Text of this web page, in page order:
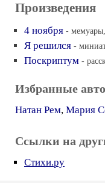
Произведения
4 ноября -
Я решился -
Поскриптум -
Избранные
Натан Рем, Мария
Ссылки на
Стихи.ру